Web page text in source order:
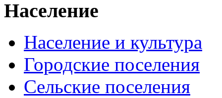
Население
Население и культура
Городские поселения
Сельские поселения